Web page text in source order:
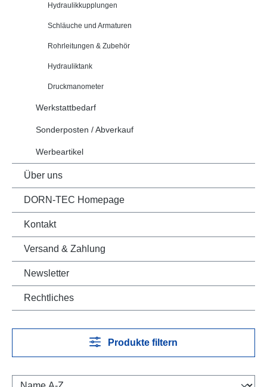
Hydraulikkupplungen
Schläuche und Armaturen
Rohrleitungen & Zubehör
Hydrauliktank
Druckmanometer
Werkstattbedarf
Sonderposten / Abverkauf
Werbeartikel
Über uns
DORN-TEC Homepage
Kontakt
Versand & Zahlung
Newsletter
Rechtliches
Produkte filtern